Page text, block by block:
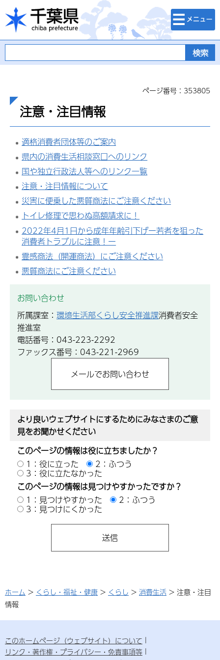
千葉県
検索・メニュ
ー
ページ番号：353805
注意・注目情報
適格消費者団体等のご案内
県内の消費生活相談窓口へのリンク
国や独立行政法人等へのリンク一覧
注意・注目情報について
災害に便乗した悪質商法にご注意ください
トイレ修理で思わぬ高額請求に！
2022年4月1日から成年年齢引下げー若者を狙った
消費者トラブルに注意！ー
霊感商法（開運商法）にご注意ください
悪質商法にご注意ください
お問い合わせ
所属課室： 環境生活部くらし安全推進課消費者安全
推進室
電話番号：043-223-2292
ファックス番号：043-221-2969
より良いウェブサイトにするためにみなさまのご意
見をお聞かせください
このページの情報は役に立ちましたか？
1：役に立った
2：ふつう
3：役に立たなかった
このページの情報は見つけやすかったですか？
1：見つけやすかった
2：ふつう
3：見つけにくかった
ホーム > くらし・福祉・健康 > くらし > 消費生活 > 注意・注目
情報
このホームページ（ウェブサイト）について
リンク・著作権・プライバシー・免責事項等